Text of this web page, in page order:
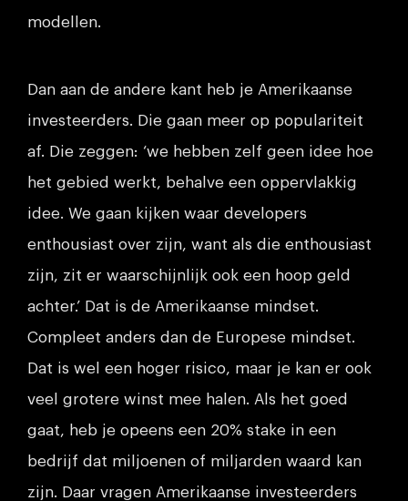
modellen.
Dan aan de andere kant heb je Amerikaanse
investeerders. Die gaan meer op populariteit
af. Die zeggen: ‘we hebben zelf geen idee hoe
het gebied werkt, behalve een oppervlakkig
idee. We gaan kijken waar developers
enthousiast over zijn, want als die enthousiast
zijn, zit er waarschijnlijk ook een hoop geld
achter.’ Dat is de Amerikaanse mindset.
Compleet anders dan de Europese mindset.
Dat is wel een hoger risico, maar je kan er ook
veel grotere winst mee halen. Als het goed
gaat, heb je opeens een 20% stake in een
bedrijf dat miljoenen of miljarden waard kan
zijn. Daar vragen Amerikaanse investeerders